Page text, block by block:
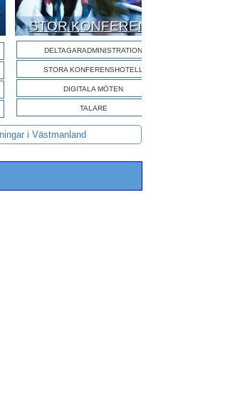
STOR KONFERENS
DELTAGARADMINISTRATION
STORA KONFERENSHOTELL
DIGITALA MÖTEN
TALARE
i Västmanland